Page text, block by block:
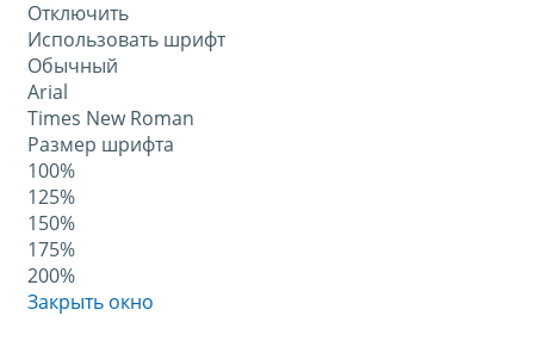
Отключить
Использовать шрифт
Обычный
Arial
Times New Roman
Размер шрифта
100%
125%
150%
175%
200%
Закрыть окно